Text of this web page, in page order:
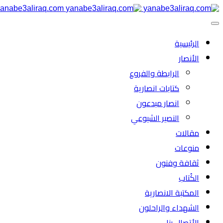
الرئیسية
الأنصار
الرابطة والفروع
كتابات انصارية
انصار مبدعون
النصیر الشیوعي
مقالات
منوعات
ثقافة وفنون
الكُتاب
المكتبة الانصارية
الشهداء والراحلون